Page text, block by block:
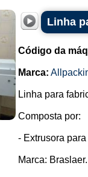
Linha
Código da
Marca:
Linha para
Composta por:
- Extrusora
Marca: Braslaer.